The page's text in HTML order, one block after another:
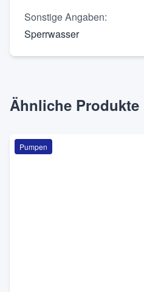
Sonstige Angaben:
Sperrwasser
Ähnliche Produkte
Pumpen